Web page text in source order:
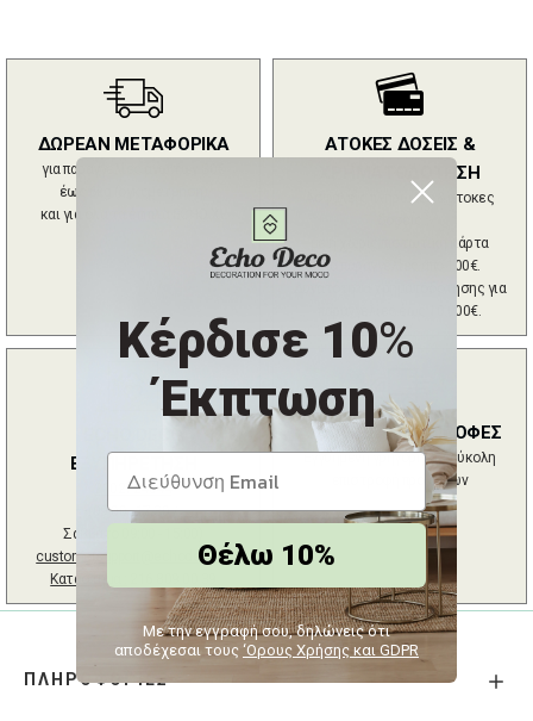
ΔΩΡΕΑΝ ΜΕΤΑΦΟΡΙΚΑ
για παραγγελίες άνω των 80€
έως 6kg (ογκομέτρηση)
και για όλα τα έπιπλα ECHO XL
ΑΤΟΚΕΣ ΔΟΣΕΙΣ &
ΧΡΗΜΑΤΟΔΟΤΗΣΗ
Ασφαλείς πληρωμές & άτοκες
με ή χωρίς πιστωτική κάρτα
για παραγγελίες από 100€.
Δυνατότητα χρηματοδότησης για
παραγγελίες έως 10.000€.
ΕΞΥΠΗΡΕΤΗΣΗ
2102724044
(09:00 - 17:30 /
Σάββατο 09:00 - 15:00)
customersupport@echodeco.gr
Κατάστημα :
ΑΛΛΑΓΕΣ - ΕΠΙΣΤΡΟΦΕΣ
Εγγυημένη γρήγορη και εύκολη
επιστροφή προϊόντων
ΠΛΗΡΟΦΟΡΙΕΣ
Κέρδισε 10%
Έκπτωση
Θέλω 10%
Με την εγγραφή σου, δηλώνεις ότι
αποδέχεσαι τους ‘Ορους Χρήσης και GDPR